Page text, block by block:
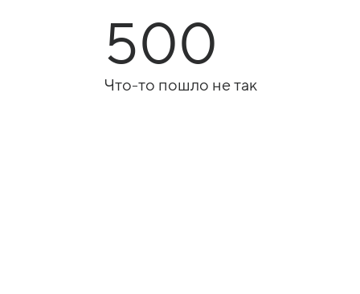
500
Что-то пошло не так